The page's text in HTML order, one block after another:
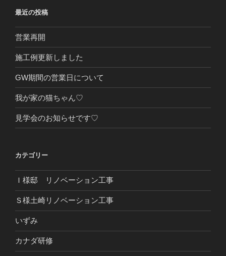
最近の投稿
営業再開
施工例更新しました
GW期間の営業日について
我が家の猫ちゃん♡
見学会のお知らせです♡
カテゴリー
Ｉ様邸 リノベーション工事
Ｓ様土崎リノベーション工事
いずみ
カナダ研修